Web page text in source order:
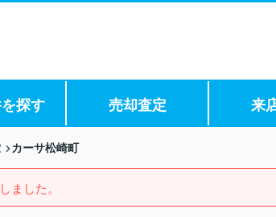
探す 売却査定 来
カーサ松崎町
ました。